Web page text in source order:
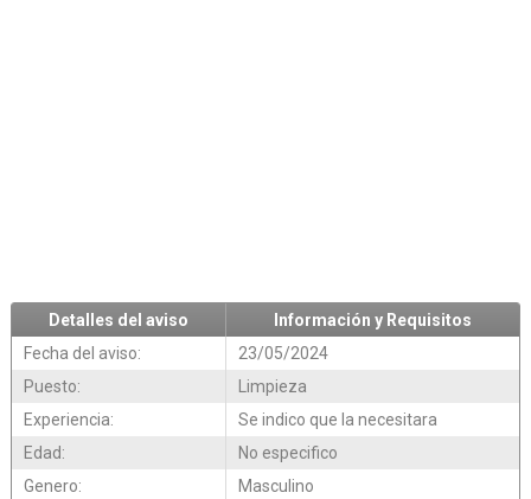
Detalles del aviso
Información y Requisitos
Fecha del aviso:
23/05/2024
Puesto:
Limpieza
Experiencia:
Se indico que la necesitara
Edad:
No especifico
Genero:
Masculino